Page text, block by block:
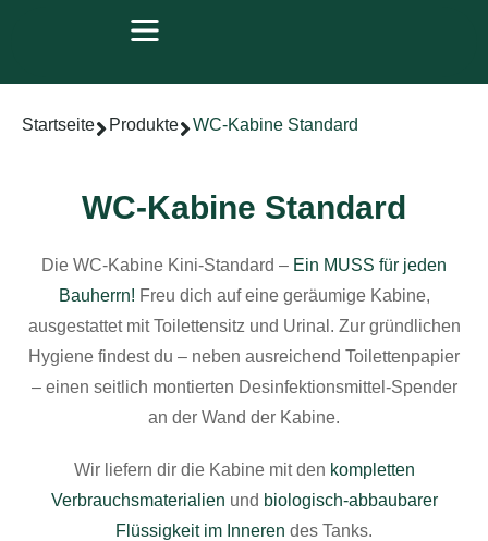
Startseite Produkte WC-Kabine Standard
WC-Kabine Standard
Die WC-Kabine Kini-Standard – Ein MUSS für jeden
Bauherrn! Freu dich auf eine geräumige Kabine,
ausgestattet mit Toilettensitz und Urinal. Zur gründlichen
Hygiene findest du – neben ausreichend Toilettenpapier
– einen seitlich montierten Desinfektionsmittel-Spender
an der Wand der Kabine.
Wir liefern dir die Kabine mit den kompletten
Verbrauchsmaterialien und biologisch-abbaubarer
Flüssigkeit im Inneren des Tanks.